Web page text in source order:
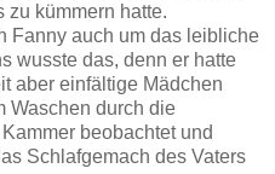
zu kümmern hatte.
Fanny auch um das leibliche
wusste das, denn er hatte
aber einfältige Mädchen
Waschen durch die
beobachtet und
Schlafgemach des Vaters